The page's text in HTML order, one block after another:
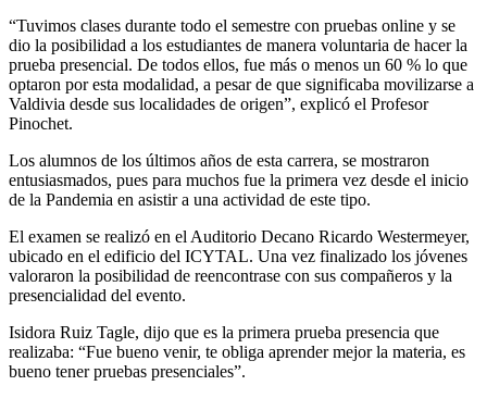
“Tuvimos clases durante todo el semestre con pruebas online y se
dio la posibilidad a los estudiantes de manera voluntaria de hacer la
prueba presencial. De todos ellos, fue más o menos un 60 % lo que
optaron por esta modalidad, a pesar de que significaba movilizarse a
Valdivia desde sus localidades de origen”, explicó el Profesor
Pinochet.
Los alumnos de los últimos años de esta carrera, se mostraron
entusiasmados, pues para muchos fue la primera vez desde el inicio
de la Pandemia en asistir a una actividad de este tipo.
El examen se realizó en el Auditorio Decano Ricardo Westermeyer,
ubicado en el edificio del ICYTAL. Una vez finalizado los jóvenes
valoraron la posibilidad de reencontrase con sus compañeros y la
presencialidad del evento.
Isidora Ruiz Tagle, dijo que es la primera prueba presencia que
realizaba: “Fue bueno venir, te obliga aprender mejor la materia, es
bueno tener pruebas presenciales”.